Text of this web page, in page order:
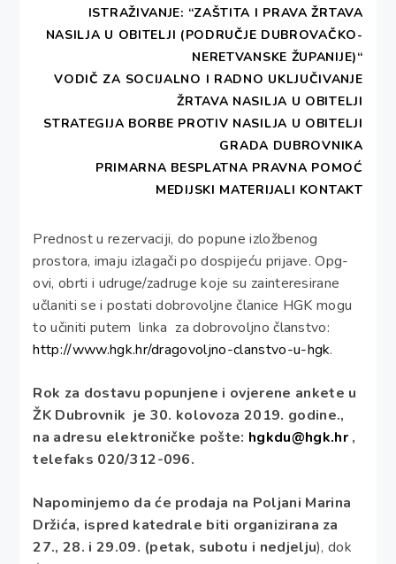
ISTRAŽIVANJE: “ZAŠTITA I PRAVA ŽRTAVA
NASILJA U OBITELJI (PODRUČJE DUBROVAČKO-
NERETVANSKE ŽUPANIJE)“
VODIČ ZA SOCIJALNO I RADNO UKLJUČIVANJE
ŽRTAVA NASILJA U OBITELJI
STRATEGIJA BORBE PROTIV NASILJA U OBITELJI
GRADA DUBROVNIKA
PRIMARNA BESPLATNA PRAVNA POMOĆ
MEDIJSKI MATERIJALI KONTAKT
Moguće je sufinanciranje izlaganja od strane
HGK za sve članice HGK, u tom slučaju možete
se prijaviti putemonlineprijave.
Visina sufinanciranja izlaganja od strane HGK bit će
poznata nakon što se prikupe i obrade prijave
zainteresiranih članica. Financirat će se maksimalno
Prednost u rezervaciji, do popune izložbenog
prostora, imaju izlagači po dospijeću prijave. Opg-
ovi, obrti i udruge/zadruge koje su zainteresirane
učlaniti se i postati dobrovoljne članice HGK mogu
to učiniti putem linka za dobrovoljno članstvo:
http://www.hgk.hr/dragovoljno-clanstvo-u-hgk.
Rok za dostavu popunjene i ovjerene ankete u
ŽK Dubrovnik je 30. kolovoza 2019. godine.,
na adresu elektroničke pošte: hgkdu@hgk.hr,
telefaks 020/312-096.
Napominjemo da će prodaja na Poljani Marina
Držića, ispred katedrale biti organizirana za
27., 28. i 29.09. (petak, subotu i nedjelju), dok